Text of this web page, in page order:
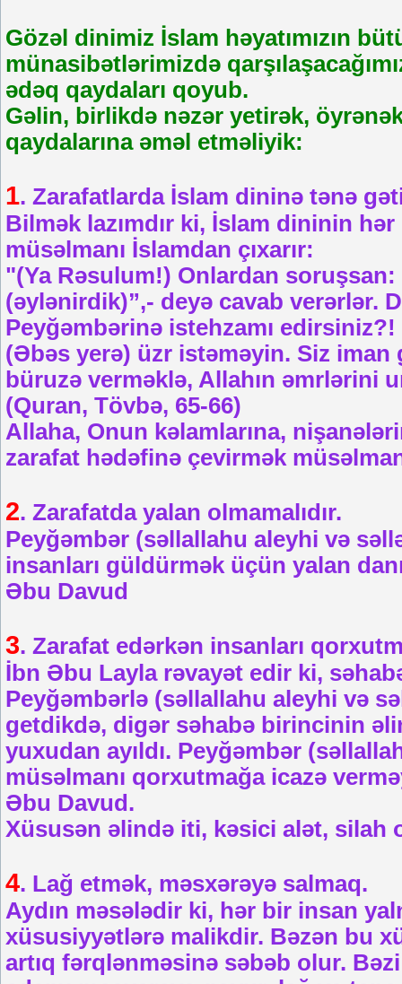
Gözəl dinimiz İslam həyatımızın
münasibətlərimizdə
ədəq qaydaları qoyub.
Gəlin, birlikdə nəzər yetirək,
qaydalarına əməl etməliyik:
1. Zarafatlarda İslam dininə tənə
Bilmək lazımdır ki, İslam dininin
müsəlmanı İslamdan çıxarır:
"(Ya Rəsulum!) Onlardan
(əylənirdik)”,- deyə cavab verərlər.
Peyğəmbərinə istehzamı edirsiniz?!
(Əbəs yerə) üzr istəməyin. Siz
büruzə verməklə, Allahın əmrlərini
(Quran, Tövbə, 65-66)
Allaha, Onun kəlamlarına,
zarafat hədəfinə çevirmək
2. Zarafatda yalan olmamalıdır.
Peyğəmbər (səllallahu aleyhi və
insanları güldürmək üçün yalan
Əbu Davud
3. Zarafat edərkən insanları
İbn Əbu Layla rəvayət edir ki,
Peyğəmbərlə (səllallahu aleyhi və
getdikdə, digər səhabə birincinin
yuxudan ayıldı. Peyğəmbər
müsəlmanı qorxutmağa icazə
Əbu Davud.
Xüsusən əlində iti, kəsici alət,
4. Lağ etmək, məsxərəyə salmaq.
Aydın məsələdir ki, hər bir insan
xüsusiyyətlərə malikdir. Bəzən bu
artıq fərqlənməsinə səbəb olur.